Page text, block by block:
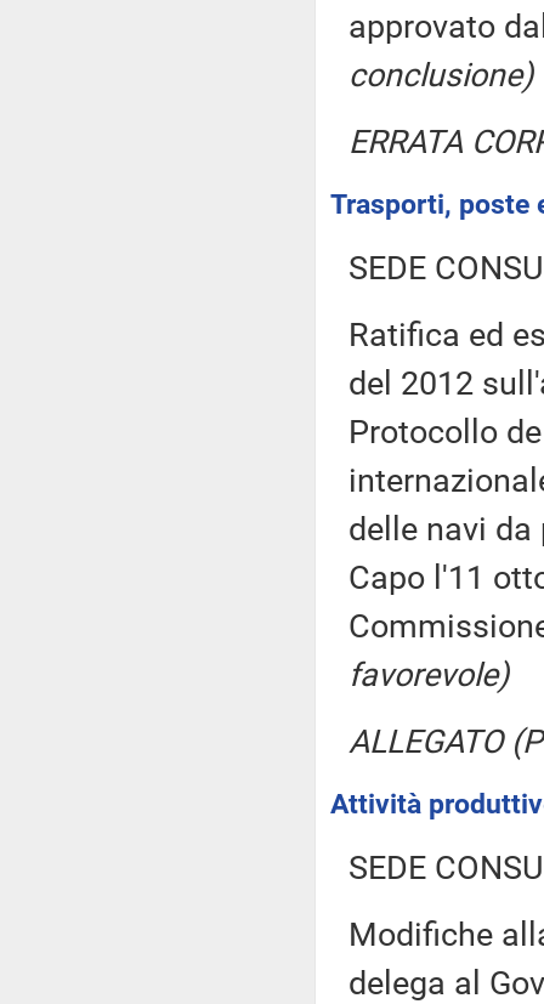
approvato
conclusione)
ERRATA
Trasporti, poste
SEDE
Ratifica ed
del 2012
Protocollo
delle navi
Capo l'11
favorevole)
ALLEGATO
Attività
SEDE
Modifiche
delega al